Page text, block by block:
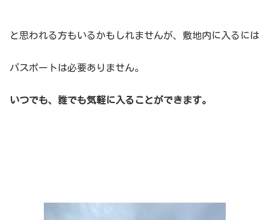
と思われる方もいるかもしれませんが、敷地内に入るには
パスポートは必要ありません。
いつでも、誰でも気軽に入ることができます。